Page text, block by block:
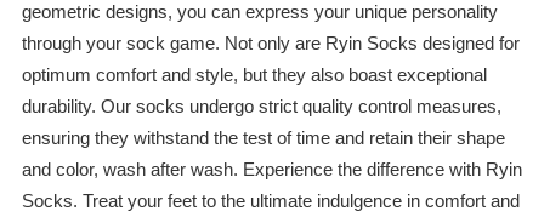
geometric designs, you can express your unique personality
through your sock game. Not only are Ryin Socks designed for
optimum comfort and style, but they also boast exceptional
durability. Our socks undergo strict quality control measures,
ensuring they withstand the test of time and retain their shape
and color, wash after wash. Experience the difference with Ryin
Socks. Treat your feet to the ultimate indulgence in comfort and